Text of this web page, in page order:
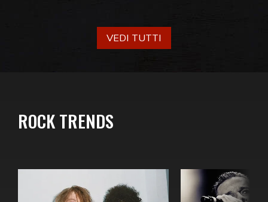
VEDI TUTTI
ROCK TRENDS